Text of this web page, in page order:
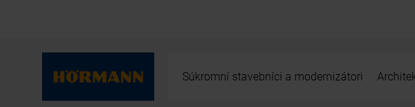
Súkromní stavebníci a modernizátori